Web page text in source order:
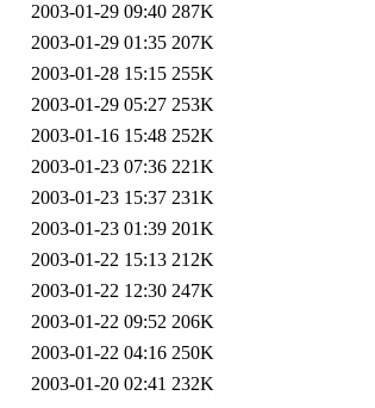
2003-01-29 09:40 287K
2003-01-29 01:35 207K
2003-01-28 15:15 255K
2003-01-29 05:27 253K
2003-01-16 15:48 252K
2003-01-23 07:36 221K
2003-01-23 15:37 231K
2003-01-23 01:39 201K
2003-01-22 15:13 212K
2003-01-22 12:30 247K
2003-01-22 09:52 206K
2003-01-22 04:16 250K
2003-01-20 02:41 232K